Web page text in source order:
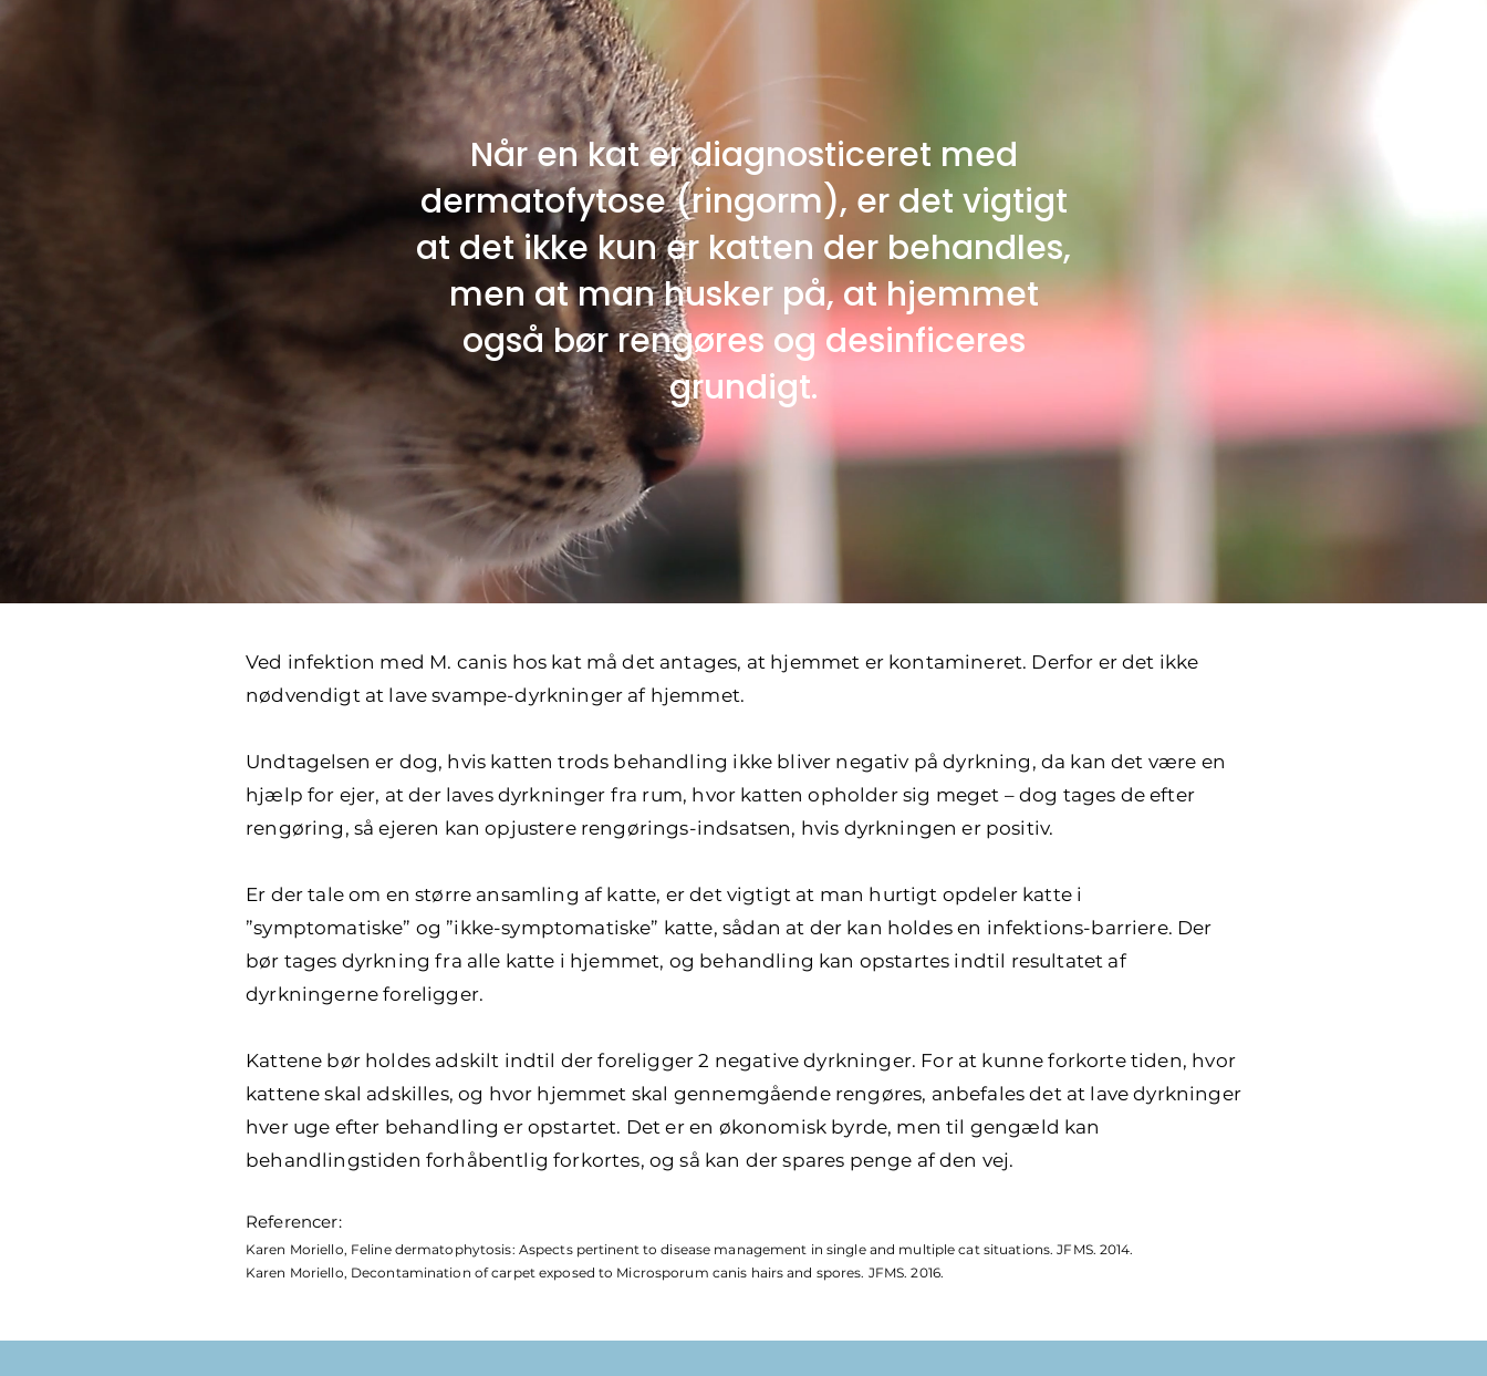
Når en kat er diagnosticeret med
dermatofytose (ringorm), er det vigtigt
at det ikke kun er katten der behandles,
men at man husker på, at hjemmet
også bør rengøres og desinficeres
grundigt.
Ved infektion med M. canis hos kat må det antages, at hjemmet er kontamineret. Derfor er det ikke
nødvendigt at lave svampe-dyrkninger af hjemmet.
Undtagelsen er dog, hvis katten trods behandling ikke bliver negativ på dyrkning, da kan det være en
hjælp for ejer, at der laves dyrkninger fra rum, hvor katten opholder sig meget – dog tages de efter
rengøring, så ejeren kan opjustere rengørings-indsatsen, hvis dyrkningen er positiv.
Er der tale om en større ansamling af katte, er det vigtigt at man hurtigt opdeler katte i
”symptomatiske” og ”ikke-symptomatiske” katte, sådan at der kan holdes en infektions-barriere. Der
bør tages dyrkning fra alle katte i hjemmet, og behandling kan opstartes indtil resultatet af
dyrkningerne foreligger.
Kattene bør holdes adskilt indtil der foreligger 2 negative dyrkninger. For at kunne forkorte tiden, hvor
kattene skal adskilles, og hvor hjemmet skal gennemgående rengøres, anbefales det at lave dyrkninger
hver uge efter behandling er opstartet. Det er en økonomisk byrde, men til gengæld kan
behandlingstiden forhåbentlig forkortes, og så kan der spares penge af den vej.
Referencer:
Karen Moriello, Feline dermatophytosis: Aspects pertinent to disease management in single and multiple cat situations. JFMS. 2014.
Karen Moriello, Decontamination of carpet exposed to Microsporum canis hairs and spores. JFMS. 2016.